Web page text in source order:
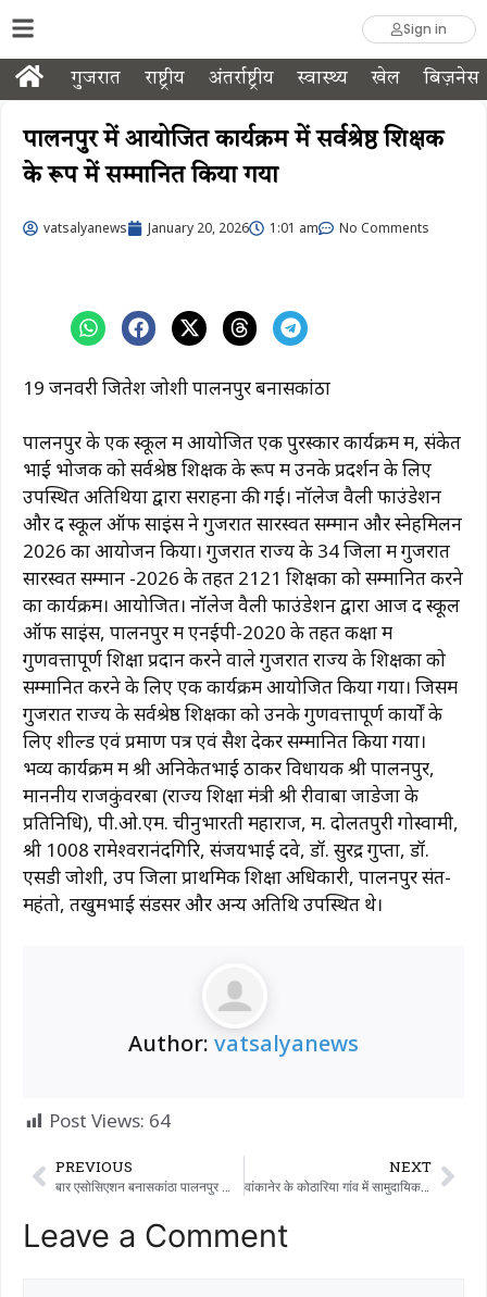
Sign in
गुजरात राष्ट्रीय अंतर्राष्ट्रीय स्वास्थ्य खेल बिज़नेस
पालनपुर में आयोजित कार्यक्रम में सर्वश्रेष्ठ शिक्षक
के रूप में सम्मानित किया गया
vatsalyanews January 20, 2026 1:01 am No Comments
19 जनवरी जितेश जोशी पालनपुर बनासकांठा
पालनपुर के एक स्कूल में आयोजित एक पुरस्कार कार्यक्रम में, संकेत
भाई भोजक को सर्वश्रेष्ठ शिक्षक के रूप में उनके प्रदर्शन के लिए
उपस्थित अतिथियों द्वारा सराहना की गई। नॉलेज वैली फाउंडेशन
और द स्कूल ऑफ साइंस ने गुजरात सारस्वत सम्मान और स्नेहमिलन
2026 का आयोजन किया। गुजरात राज्य के 34 जिलों में गुजरात
सारस्वत सम्मान -2026 के तहत 2121 शिक्षकों को सम्मानित करने
का कार्यक्रम। आयोजित। नॉलेज वैली फाउंडेशन द्वारा आज द स्कूल
ऑफ साइंस, पालनपुर में एनईपी-2020 के तहत कक्षा में
गुणवत्तापूर्ण शिक्षा प्रदान करने वाले गुजरात राज्य के शिक्षकों को
सम्मानित करने के लिए एक कार्यक्रम आयोजित किया गया। जिसमें
गुजरात राज्य के सर्वश्रेष्ठ शिक्षकों को उनके गुणवत्तापूर्ण कार्यों के
लिए शील्ड एवं प्रमाण पत्र एवं सैश देकर सम्मानित किया गया।
भव्य कार्यक्रम में श्री अनिकेतभाई ठाकर विधायक श्री पालनपुर,
माननीय राजकुंवरबा (राज्य शिक्षा मंत्री श्री रीवाबा जाडेजा के
प्रतिनिधि), पी.ओ.एम. चीनुभारती महाराज, म. दोलतपुरी गोस्वामी,
श्री 1008 रामेश्वरानंदगिरि, संजयभाई दवे, डॉ. सुरेंद्र गुप्ता, डॉ.
एसडी जोशी, उप जिला प्राथमिक शिक्षा अधिकारी, पालनपुर संत-
महंतो, तखुमभाई संडसर और अन्य अतिथि उपस्थित थे।
Author: vatsalyanews
Post Views: 64
PREVIOUS
बार एसोसिएशन बनासकांठा पालनपुर की ओर से सातवीं दो दिवसीय कार्यशाला अंबाजी में आयोजित हुई
NEXT
वांकानेर के कोठारिया गांव में सामुदायिक भवन का लोकार्पण मुर्हूत केसरीदेवसिंहजी झाला ने किया।
Leave a Comment